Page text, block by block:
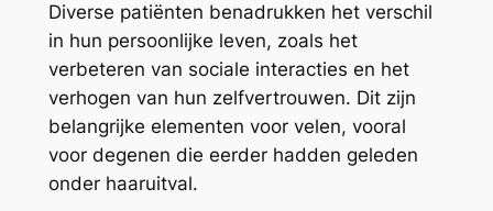
Diverse patiënten benadrukken het verschil
in hun persoonlijke leven, zoals het
verbeteren van sociale interacties en het
verhogen van hun zelfvertrouwen. Dit zijn
belangrijke elementen voor velen, vooral
voor degenen die eerder hadden geleden
onder haaruitval.